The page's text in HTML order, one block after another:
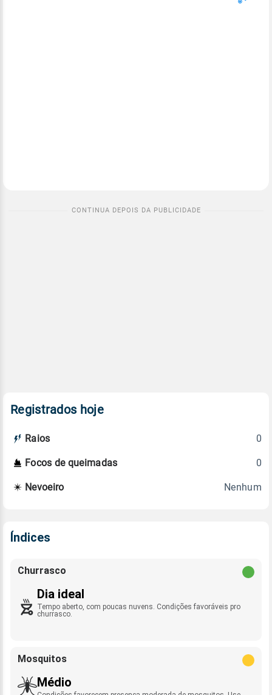
Registrados hoje
Raios 0
Focos de queimadas 0
Nevoeiro Nenhum
Índices
Churrasco
Dia ideal
Tempo aberto, com poucas nuvens. Condições favoráveis pro
churrasco.
Mosquitos
Médio